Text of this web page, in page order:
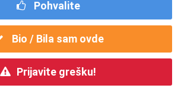
Pohvalite
Bio / Bila sam ovde
Prijavite grešku!